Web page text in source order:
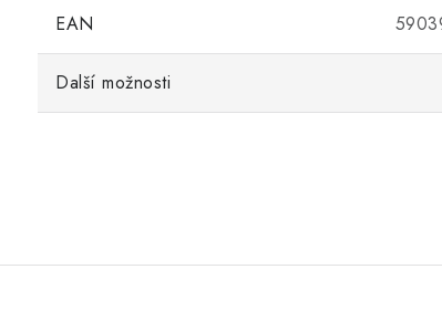
EAN
Další možnosti